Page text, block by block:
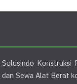
Konstruksi
Sewa Alat Berat